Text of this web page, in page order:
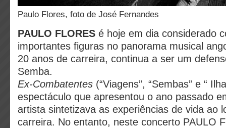
Paulo Flores, foto de José Fernandes
PAULO FLORES é hoje em dia considerado
importantes figuras no panorama musical
20 anos de carreira, continua a ser um
Semba.
Ex-Combatentes (“Viagens”, “Sembas” e “
espectáculo que apresentou o ano passado
artista sintetizava as experiências de vida ao
carreira. No entanto, neste concerto PAULO